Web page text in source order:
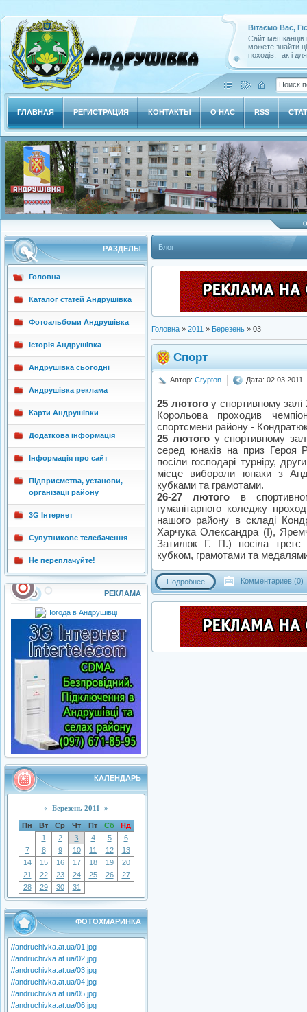
Вітаємо Вас,
Сайт мешканців
можете знайти
походів, так і
ГЛАВНАЯ РЕГИСТРАЦИЯ КОНТАКТЫ О НАС RSS
РAЗДЕЛЫ
Головна
Каталог статей Андрушівка
Фотоальбоми Андрушівка
Історія Андрушівка
Андрушівка сьогодні
Андрушівка реклама
Карти Андрушівки
Додаткова інформація
Інформація про сайт
Підприємства, установи,
організації району
3G Інтернет
Супутникове телебачення
Не переплачуйте!
РЕКЛАМА
КАЛЕНДАРЬ
« Березень 2011 »
Пн Вт Ср Чт Пт Сб
Нд
1
2 3 4 5
6
7
8 9 10 11 12
13
14
15 16 17 18 19
20
21
22 23 24 25 26
27
28
29 30 31
ФОТОХМАРИНКА
//andruchivka.at.ua/01.jpg
//andruchivka.at.ua/02.jpg
//andruchivka.at.ua/03.jpg
//andruchivka.at.ua/04.jpg
//andruchivka.at.ua/05.jpg
//andruchivka.at.ua/06.jpg
Блог
Головна » 2011 » Березень » 03
Спорт
Автор: Crypton Дата: 02.03.2011
25 лютогоу спортивному залі
Корольова проходив
спортсмени району - Кондратюк
25 лютогоу спортивному
серед юнаків на приз Героя
посіли господарі турніру,
місце вибороли юнаки з
кубками та грамотами.
26-27 лютого в
гуманітарного коледжу
нашого району в складі
Харчука Олександра (І),
Затилюк Г. П.) посіла третє
кубком, грамотами та
Подробнее Комментариев:(0)